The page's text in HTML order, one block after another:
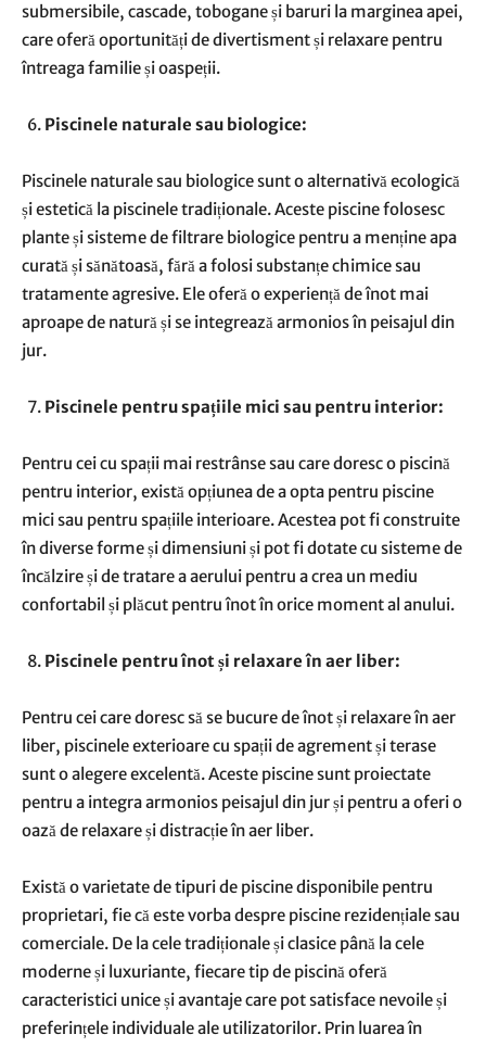
submersibile, cascade, tobogane și baruri la marginea apei,
care oferă oportunități de divertisment și relaxare pentru
întreaga familie și oaspeții.
Piscinele naturale sau biologice:
Piscinele naturale sau biologice sunt o alternativă ecologică
și estetică la piscinele tradiționale. Aceste piscine folosesc
plante și sisteme de filtrare biologice pentru a menține apa
curată și sănătoasă, fără a folosi substanțe chimice sau
tratamente agresive. Ele oferă o experiență de înot mai
aproape de natură și se integrează armonios în peisajul din
jur.
Piscinele pentru spațiile mici sau pentru interior:
Pentru cei cu spații mai restrânse sau care doresc o piscină
pentru interior, există opțiunea de a opta pentru piscine
mici sau pentru spațiile interioare. Acestea pot fi construite
în diverse forme și dimensiuni și pot fi dotate cu sisteme de
încălzire și de tratare a aerului pentru a crea un mediu
confortabil și plăcut pentru înot în orice moment al anului.
Piscinele pentru înot și relaxare în aer liber:
Pentru cei care doresc să se bucure de înot și relaxare în aer
liber, piscinele exterioare cu spații de agrement și terase
sunt o alegere excelentă. Aceste piscine sunt proiectate
pentru a integra armonios peisajul din jur și pentru a oferi o
oază de relaxare și distracție în aer liber.
Există o varietate de tipuri de piscine disponibile pentru
proprietari, fie că este vorba despre piscine rezidențiale sau
comerciale. De la cele tradiționale și clasice până la cele
moderne și luxuriante, fiecare tip de piscină oferă
caracteristici unice și avantaje care pot satisface nevoile și
preferințele individuale ale utilizatorilor. Prin luarea în